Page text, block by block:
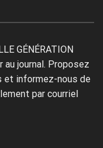
GÉNÉRATION
journal. Proposez
et informez-nous de
par courriel